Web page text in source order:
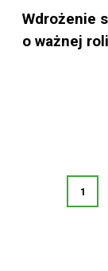
Wdrożenie
o ważnej
1